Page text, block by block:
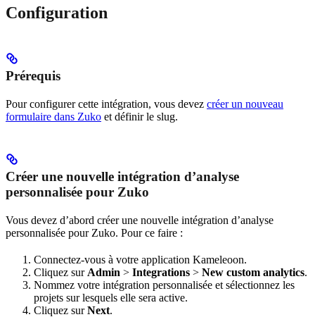
Configuration
Prérequis
Pour configurer cette intégration, vous devez créer un nouveau
formulaire dans Zuko et définir le slug.
Créer une nouvelle intégration d’analyse
personnalisée pour Zuko
Vous devez d’abord créer une nouvelle intégration d’analyse
personnalisée pour Zuko. Pour ce faire :
Connectez-vous à votre application Kameleoon.
Cliquez sur Admin > Integrations > New custom analytics.
Nommez votre intégration personnalisée et sélectionnez les
projets sur lesquels elle sera active.
Cliquez surNext.